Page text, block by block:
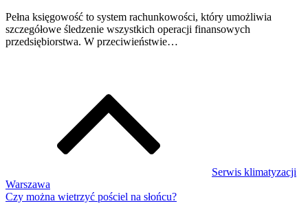
Pełna księgowość to system rachunkowości, który umożliwia
szczegółowe śledzenie wszystkich operacji finansowych
przedsiębiorstwa. W przeciwieństwie…
Serwis klimatyzacji
Warszawa
Czy można wietrzyć pościel na słońcu?